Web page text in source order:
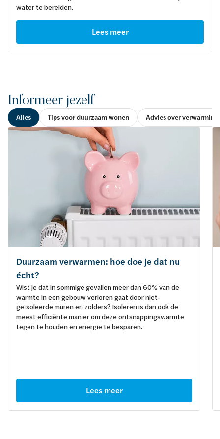
water te bereiden.
Lees meer
Informeer jezelf
Alles Tips voor duurzaam wonen Advies over verwarming
Duurzaam verwarmen: hoe doe je dat nu
écht?
Wist je dat in sommige gevallen meer dan 60% van de
warmte in een gebouw verloren gaat door niet-
geïsoleerde muren en zolders? Isoleren is dan ook de
meest efficiënte manier om deze ontsnappingswarmte
tegen te houden en energie te besparen.
Lees meer